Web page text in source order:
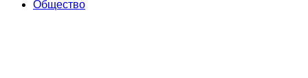
Общество